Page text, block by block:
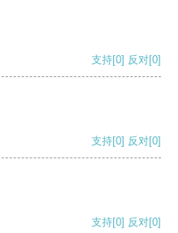
支持[0] 反对[0]
支持[0] 反对[0]
支持[0] 反对[0]